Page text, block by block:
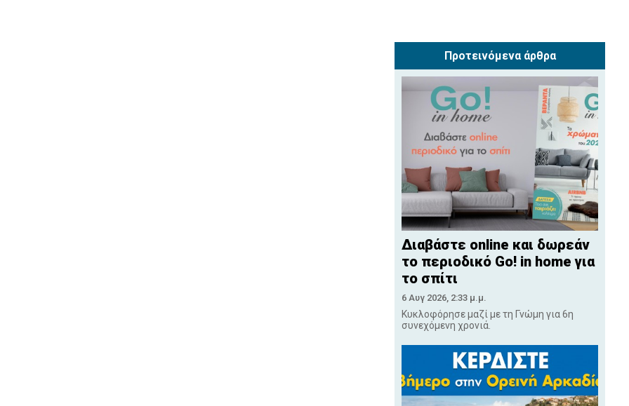
Προτεινόμενα άρθρα
Διαβάστε online και δωρεάν
το περιοδικό Go! in home για
το σπίτι
6 Αυγ 2026, 2:33 μ.μ.
Κυκλοφόρησε μαζί με τη Γνώμη για 6η
συνεχόμενη χρονιά.